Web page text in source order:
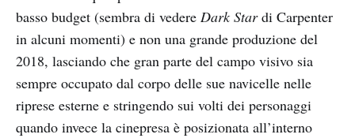
basso budget (sembra di vedere Dark Stardi Carpenter
in alcuni momenti) e non una grande produzione del
2018, lasciando che gran parte del campo visivo sia
sempre occupato dal corpo delle sue navicelle nelle
riprese esterne e stringendo sui volti dei personaggi
quando invece la cinepresa è posizionata all’interno